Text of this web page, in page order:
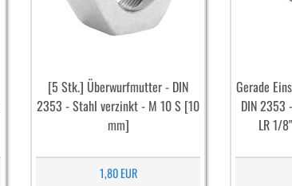
[5 Stk.] Überwurfmutter - DIN
2353 - Stahl verzinkt - M 10 S [10
mm]
1,80 EUR
Gerade
DIN 2353
LR 1/